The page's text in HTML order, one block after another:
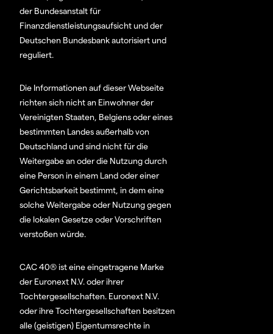
der Bundesanstalt für
Finanzdienstleistungsaufsicht und der
Deutschen Bundesbank autorisiert und
reguliert.
Die Informationen auf dieser Webseite
richten sich nicht an Einwohner der
Vereinigten Staaten, Belgiens oder eines
bestimmten Landes außerhalb von
Deutschland und sind nicht für die
Weitergabe an oder die Nutzung durch
eine Person in einem Land oder einer
Gerichtsbarkeit bestimmt, in dem eine
solche Weitergabe oder Nutzung gegen
die lokalen Gesetze oder Vorschriften
verstoßen würde.
CAC 40® ist eine eingetragene Marke
der Euronext N.V. oder ihrer
Tochtergesellschaften. Euronext N.V.
oder ihre Tochtergesellschaften besitzen
alle (geistigen) Eigentumsrechte in